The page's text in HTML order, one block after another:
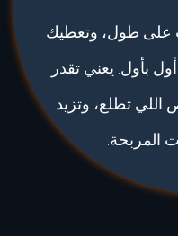
على طول، وتعطيك
بأول. يعني تقدر
تطلع، وتزيد
المربحة.